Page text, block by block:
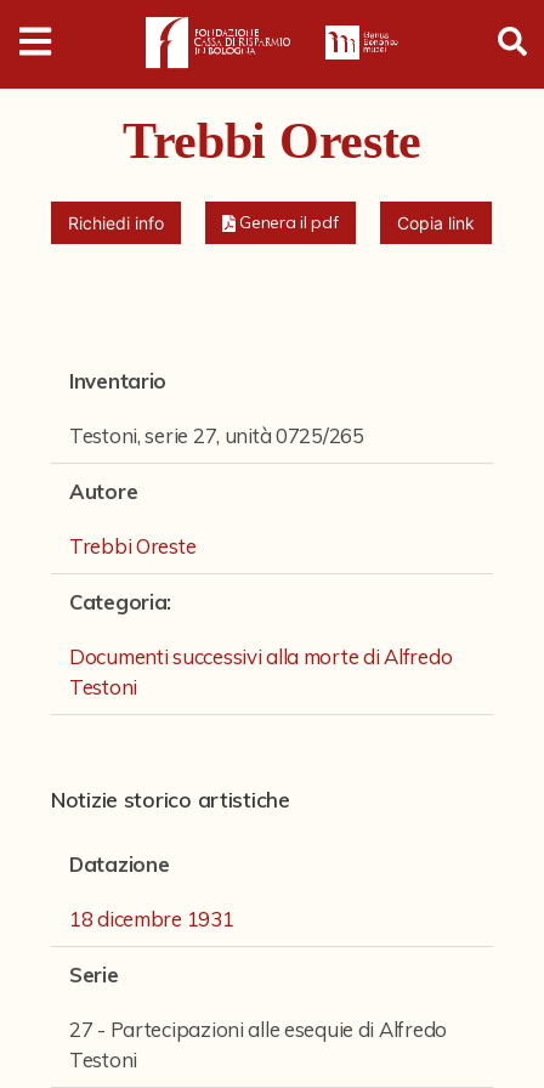
Digital
Humanities
Pubblicazioni
Disegni
Fondi archivistici e raccolte documentarie
Aemilia Ars
Collezione Brighetti
Collezione Matteuzzi
Ex libris Cavalieri
Caricature, disegni, figurini, miscellanea
Opere teatrali di Alfredo Testoni
Romanzi, conferenze e articoli
Trebbi Oreste
Richiedi info Genera il pdf Copia link
Inventario
Testoni, serie 27, unità 0725/265
Autore
Trebbi Oreste
Categoria:
Documenti successivi alla morte di Alfredo
Testoni
Notizie storico artistiche
Datazione
18 dicembre 1931
Serie
27 - Partecipazioni alle esequie di Alfredo
Testoni